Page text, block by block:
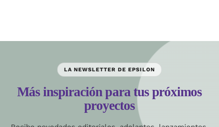
LA NEWSLETTER DE EPSILON
Más inspiración para tus próximos
proyectos